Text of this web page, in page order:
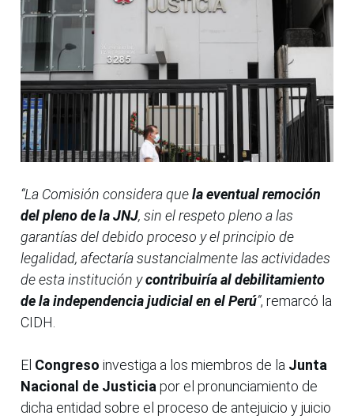
“La Comisión considera quela eventual remoción
del pleno de la JNJ, sin el respeto pleno a las
garantías del debido proceso y el principio de
legalidad, afectaría sustancialmente las actividades
de esta institución ycontribuiría al debilitamiento
de la independencia judicial en el Perú”, remarcó la
CIDH.
El Congreso investiga a los miembros de la Junta
Nacional de Justicia por el pronunciamiento de
dicha entidad sobre el proceso de antejuicio y juicio